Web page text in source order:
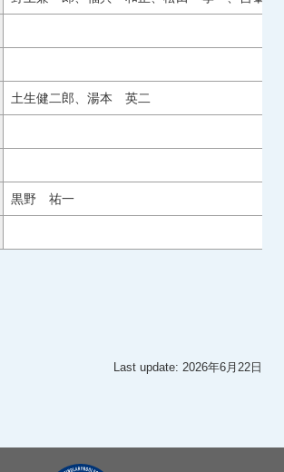
土生健二郎、湯本 英二
黒野 祐一
Last update: 2026年6月22日